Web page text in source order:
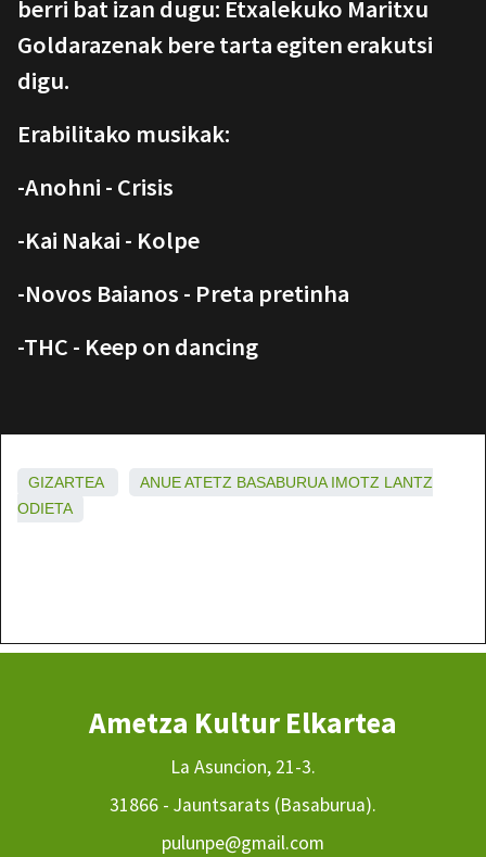
berri bat izan dugu: Etxalekuko Maritxu
Goldarazenak bere tarta egiten erakutsi
digu.
Erabilitako musikak:
-Anohni - Crisis
-Kai Nakai - Kolpe
-Novos Baianos - Preta pretinha
-THC - Keep on dancing
GIZARTEA ANUEATETZ BASABURUA IMOTZ LANTZ
ODIETA
Ametza Kultur Elkartea
La Asuncion, 21-3.
31866 - Jauntsarats (Basaburua).
pulunpe@gmail.com